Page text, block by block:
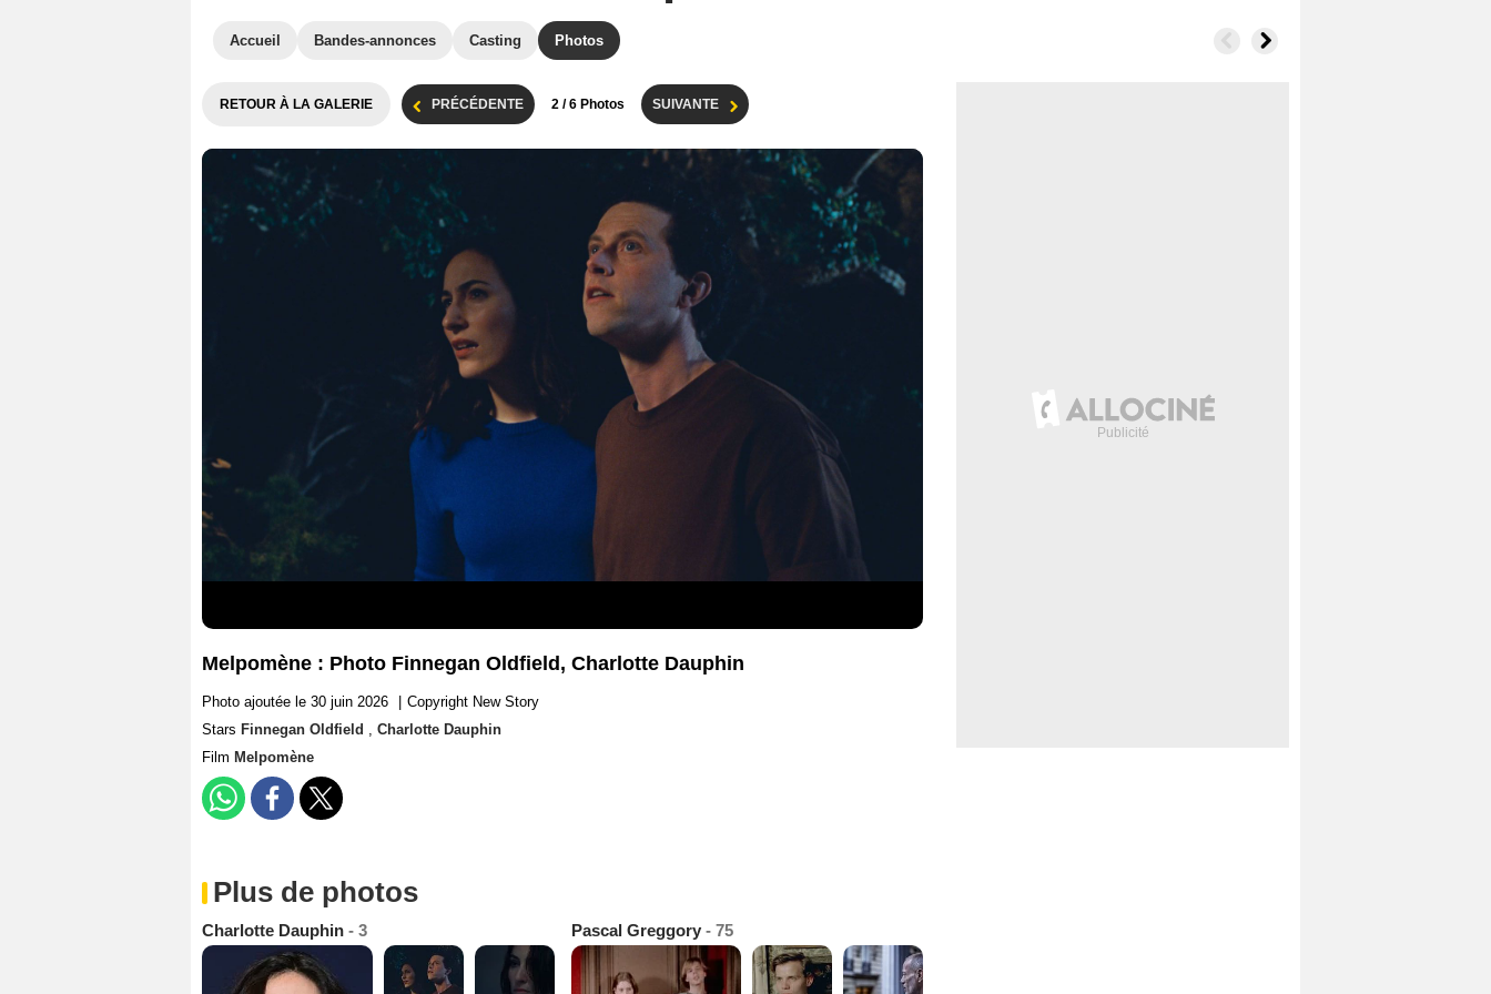
Accueil Bandes-annonces Casting Photos
RETOUR À LA GALERIE PRÉCÉDENTE 2 / 6 Photos SUIVANTE
Melpomène : Photo Finnegan Oldfield, Charlotte Dauphin
Photo ajoutée le 30 juin 2026
Copyright New Story
Stars Finnegan Oldfield , Charlotte Dauphin
Film Melpomène
Plus de photos
Charlotte Dauphin - 3 Pascal Greggory - 75